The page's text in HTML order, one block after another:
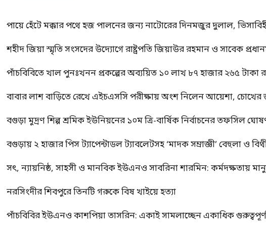
পায়ে হেঁটে মক্কার পথে হজ পালনের জন্য নাটোরের দিনমজুর দুলাল,
শহীদ জিয়া স্মৃতি সংসদের উদ্যোগে রাষ্ট্রপতি জিয়াউর রহমান ও সাবেক
পাঁচবিবিতে খাল পুনঃখনন প্রকল্পের অব্যয়িত ১০ লাখ ৮৭ হাজার ২৬৫ টাকা
বাবার লাশ বাড়িতে রেখে এইচএসসি পরীক্ষায় অংশ নিলেন আয়েশা,
বগুড়া মুদ্রণ শিল্প শ্রমিক ইউনিয়নের ১০ম ত্রি-বার্ষিক নির্বাচনের তফসিল
বগুড়ায় ২ হাজার পিস ট্যাপেন্টাডল ট্যাবলেটসহ ‘মাদক সম্রাজ্ঞী’ বেহুলা ও
সৎ, ন্যায়নিষ্ঠ, সাহসী ও মানবিক ইউএনও সাবরিনা শারমিন: কর্মদক্ষতায়
নরসিংদীর শিবপুরে তিনটি গরুকে বিষ খাইয়ে হত্যা
পাঁচবিবির ইউএনও কাশপিয়া তাসরিন: একাই সামলাচ্ছেন একাধিক